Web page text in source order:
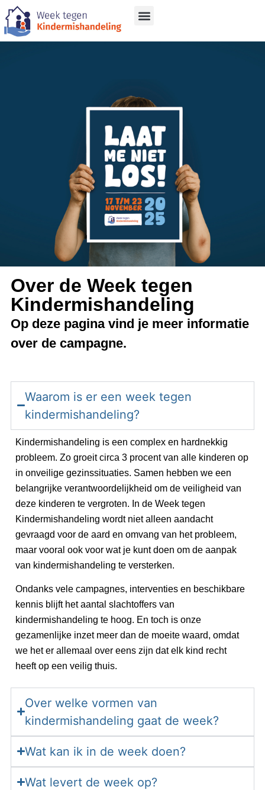
Over de Week tegen
Kindermishandeling
Op deze pagina vind je meer informatie
over de campagne.
Waarom is er een week tegen
kindermishandeling?
Kindermishandeling is een complex en hardnekkig
probleem. Zo groeit circa 3 procent van alle kinderen op
in onveilige gezinssituaties. Samen hebben we een
belangrijke verantwoordelijkheid om de veiligheid van
deze kinderen te vergroten. In de Week tegen
Kindermishandeling wordt niet alleen aandacht
gevraagd voor de aard en omvang van het probleem,
maar vooral ook voor wat je kunt doen om de aanpak
van kindermishandeling te versterken.
Ondanks vele campagnes, interventies en beschikbare
kennis blijft het aantal slachtoffers van
kindermishandeling te hoog. En toch is onze
gezamenlijke inzet meer dan de moeite waard, omdat
we het er allemaal over eens zijn dat elk kind recht
heeft op een veilig thuis.
Over welke vormen van
kindermishandeling gaat de week?
Wat kan ik in de week doen?
Wat levert de week op?